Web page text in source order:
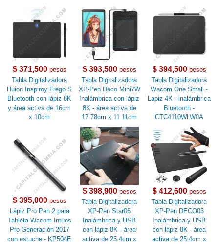
$ 371,500pesos
Tabla Digitalizadora
Huion Inspiroy Frego S
Bluetooth con lápiz 8K
y área activa de 16cm
x 10cm
$ 393,500pesos
Tabla Digitalizadora
XP-Pen Deco Mini7W
Inalámbrica con lápiz
8K - área activa de
17.78cm x 11.11cm
$ 394,500pesos
Tabla Digitalizadora
Wacom One Small -
Lapiz 4K - inalámbrica
Bluetooth -
CTC4110WLW0A
$ 395,000pesos
Lápiz Pro Pen 2 para
Tableta Wacom Intuos
Pro Generación 2017
con estuche - KP504E
$ 398,900pesos
Tabla Digitalizadora
XP-Pen Star06
Inalámbrica y USB
con lápiz 8K - área
activa de 25.4cm x
$ 412,600pesos
Tabla Digitalizadora
XP-Pen DECO03
Inalámbrica y USB
con lápiz 8K - área
activa de 25.4cm x